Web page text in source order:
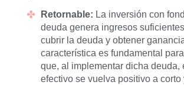
Retornable: La inversión con
deuda genera ingresos
cubrir la deuda y obtener
característica es fundamental
que, al implementar dicha deuda,
efectivo se vuelva positivo a corto